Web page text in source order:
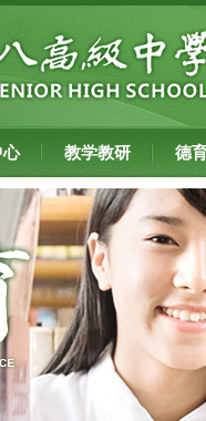
心 教学教研 德